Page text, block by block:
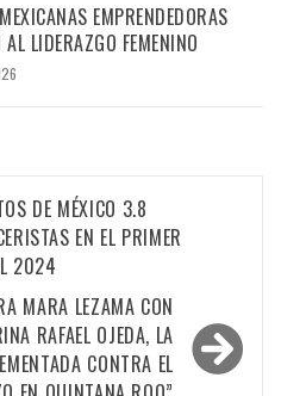
EMPRENDEDORAS
LIDERAZGO FEMENINO
DE MÉXICO 3.8
EN EL PRIMER
2024
MARA LEZAMA CON
RAFAEL OJEDA, LA
CONTRA EL